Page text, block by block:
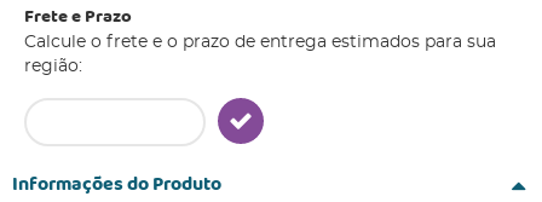
Frete e Prazo
Calcule o frete e o prazo de entrega estimados para sua
região:
Informações do Produto